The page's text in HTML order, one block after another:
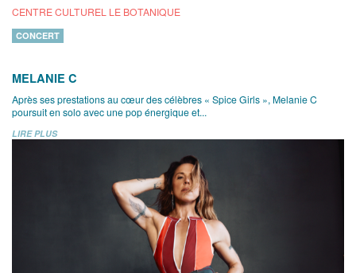
CENTRE CULTUREL LE BOTANIQUE
CONCERT
MELANIE C
Après ses prestations au cœur des célèbres « Spice Girls », Melanie C
poursuit en solo avec une pop énergique et...
LIRE PLUS